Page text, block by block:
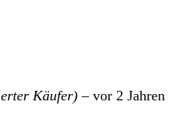
Käufer) – vor 2 Jahren